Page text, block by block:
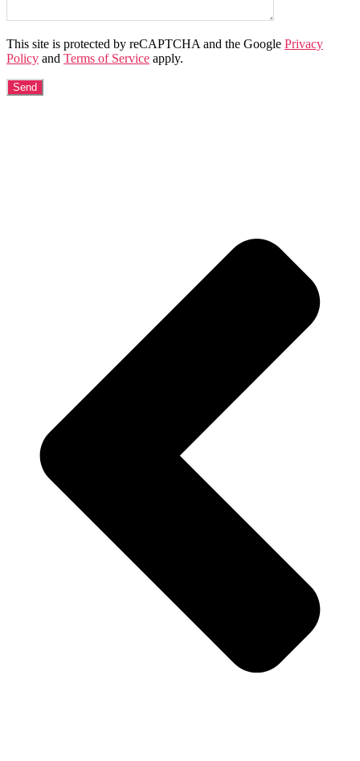
This site is protected by reCAPTCHA and the Google Privacy
Policy and Terms of Service apply.